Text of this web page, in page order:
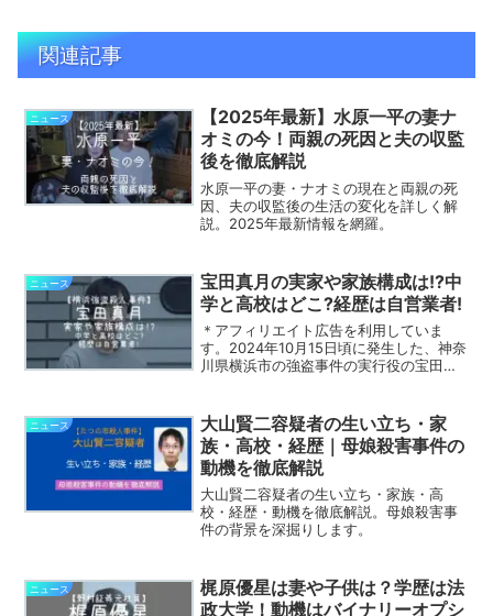
関連記事
ニュース
【2025年最新】水原一平の妻ナ
オミの今！両親の死因と夫の収監
後を徹底解説
水原一平の妻・ナオミの現在と両親の死
因、夫の収監後の生活の変化を詳しく解
説。2025年最新情報を網羅。
ニュース
宝田真月の実家や家族構成は!?中
学と高校はどこ?経歴は自営業者!
＊アフィリエイト広告を利用していま
す。2024年10月15日頃に発生した、神奈
川県横浜市の強盗事件の実行役の宝田真
の男性を殺害し、現金20万円を奪ったと
されています。...
ニュース
大山賢二容疑者の生い立ち・家
族・高校・経歴｜母娘殺害事件の
動機を徹底解説
大山賢二容疑者の生い立ち・家族・高
校・経歴・動機を徹底解説。母娘殺害事
件の背景を深掘りします。
ニュース
梶原優星は妻や子供は？学歴は法
政大学！動機はバイナリーオプシ